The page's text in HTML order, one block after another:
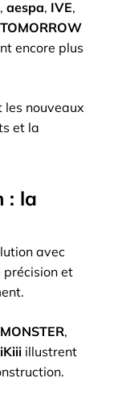
, aespa, IVE,
TOMORROW
encore plus
nouveaux
et la
: la
avec
et
,
illustrent